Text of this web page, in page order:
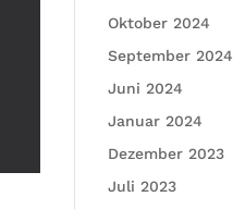
Oktober 2024
September 2024
Juni 2024
Januar 2024
Dezember 2023
Juli 2023